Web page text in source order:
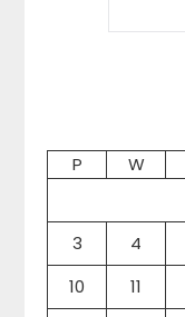
P W
3
4
10
11